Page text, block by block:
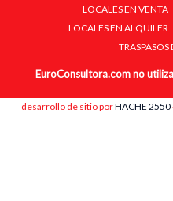
LOCALES EN VENTA
LOCALES EN ALQUILER
EuroConsultora.com no
desarrollo de sitio porHACHE 2550